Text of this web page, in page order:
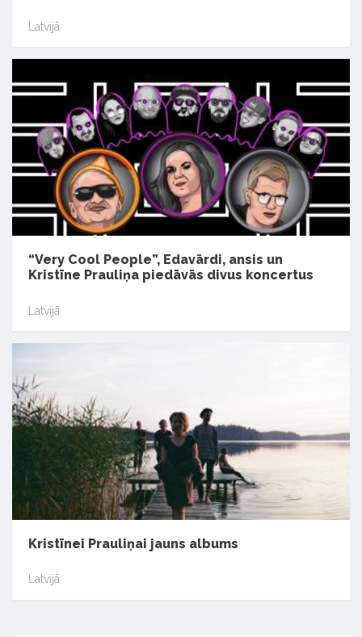
Latvijā
“Very Cool People”, Edavārdi, ansis un
Kristīne Prauliņa piedāvās divus koncertus
Latvijā
Kristīnei Prauliņai jauns albums
Latvijā